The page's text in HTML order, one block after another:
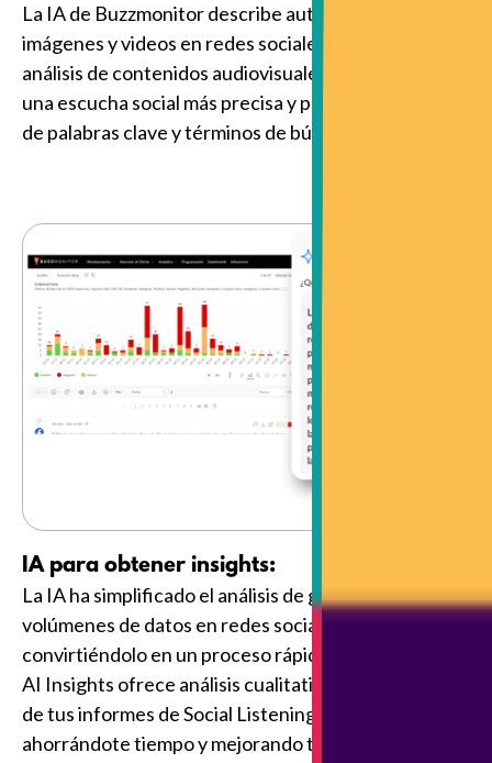
La IA de Buzzmonitor describe automáticamente
imágenes y videos en redes sociales, facilitando el
análisis de contenidos audiovisuales y permitiendo
una escucha social más precisa y profunda a través
de palabras clave y términos de búsqueda.
IA para obtener insights:
La IA ha simplificado el análisis de grandes
volúmenes de datos en redes sociales,
convirtiéndolo en un proceso rápido y automático.
AI Insights ofrece análisis cualitativos y resúmenes
de tus informes de Social Listening con solo un clic,
ahorrándote tiempo y mejorando tu productividad.